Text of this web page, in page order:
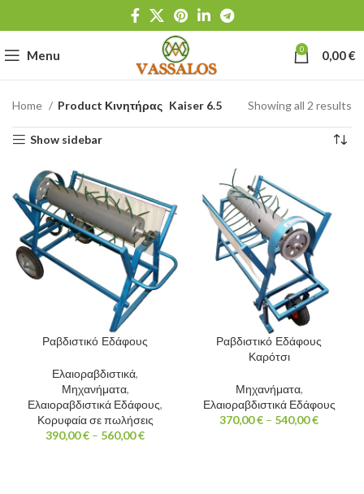
Menu 0 0,00€
Home Product Κινητήρας Kaiser 6.5 Showing all 2 results
Show sidebar
Ραβδιστικό Εδάφους
Ελαιοραβδιστικά,
Μηχανήματα,
Ελαιοραβδιστικά Εδάφους,
Κορυφαία σε πωλήσεις
390,00€ – 560,00€
Ραβδιστικό Εδάφους
Καρότσι
Μηχανήματα,
Ελαιοραβδιστικά Εδάφους
370,00€ – 540,00€